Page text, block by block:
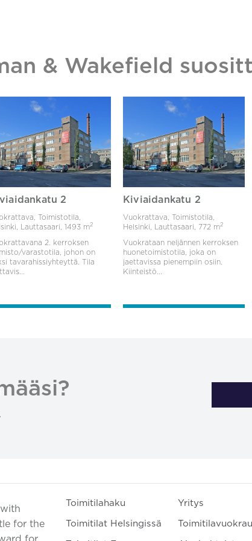
& Wakefield
2
Toimistotila,
Lauttasaari, 1493 m2
2. kerroksen
varastotila, johon on
tavarahissiyhteyttä. Tila
Kiviaidankatu 2
Vuokrattava, Toimistotila,
Helsinki, Lauttasaari, 772 m2
Vuokrataan neljännen kerroksen
huonetoimistotila, joka on
jaettavissa pienempiin osiin.
Kiinteistö...
for the
for
Toimitilahaku
Toimitilat Helsingissä
Yritys